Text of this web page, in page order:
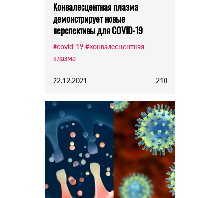
Конвалесцентная плазма
демонстрирует новые
перспективы для COVID-19
#covid-19 #конвалесцентная
плазма
22.12.2021 210